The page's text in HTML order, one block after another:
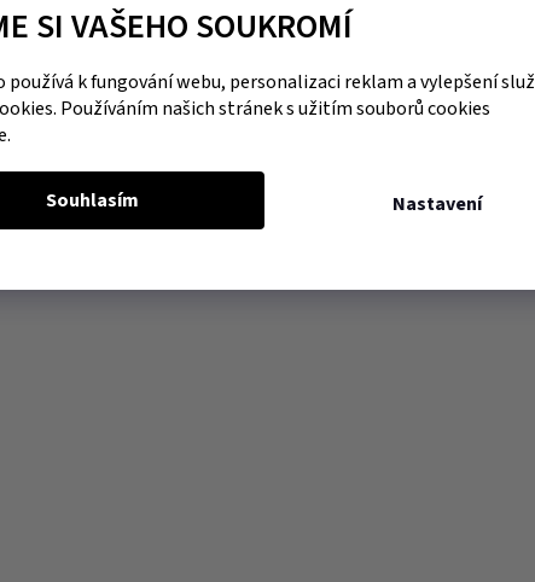
SI VAŠEHO SOUKROMÍ
používá k fungování webu, personalizaci reklam a vylepšení
Používáním našich stránek s užitím souborů cookies
Nastavení
Souhlasím